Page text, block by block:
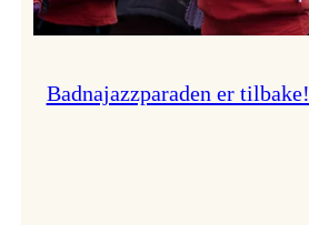
Badnajazzparaden er tilbake!